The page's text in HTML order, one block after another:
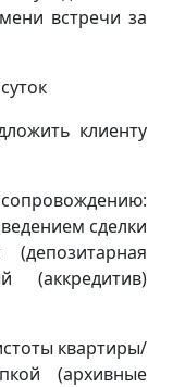
встречи за
клиенту
сделки
(аккредитив)
квартиры/
(архивные